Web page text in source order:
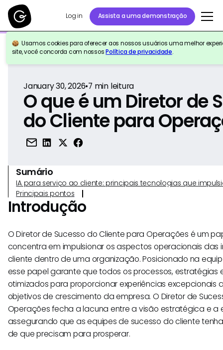
Log in Assista a uma demonstração
Usamos cookies para oferecer aos nossos usuários uma melhor
site, você concorda com nossosPolítica de privacidade.
Voltar para a referência
January 30, 2026•7 min leitura
O que é um Diretor de
do Cliente para
Sumário
IA para serviço ao cliente: principais tecnologias que
Principais pontos
Introdução
O Diretor de Sucesso do Cliente para Operações é um
concentra em impulsionar os aspectos operacionais das
cliente dentro de uma organização. Posicionado na
esse papel garante que todos os processos, estratégias
otimizados para proporcionar experiências excepcionais
objetivos de crescimento da empresa. O Diretor de
Operações fecha a lacuna entre a visão estratégica e a
assegurando que as equipes de sucesso do cliente
de que precisam para prosperar.